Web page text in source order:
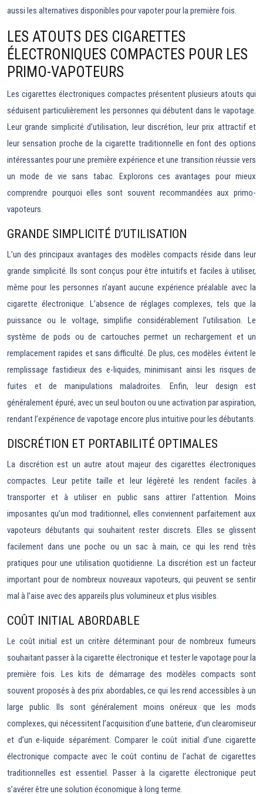
aussi les alternatives disponibles pour vapoter pour la première fois.
LES ATOUTS DES CIGARETTES
ÉLECTRONIQUES COMPACTES POUR LES
PRIMO-VAPOTEURS
Les cigarettes électroniques compactes présentent plusieurs atouts qui
séduisent particulièrement les personnes qui débutent dans le vapotage.
Leur grande simplicité d’utilisation, leur discrétion, leur prix attractif et
leur sensation proche de la cigarette traditionnelle en font des options
intéressantes pour une première expérience et une transition réussie vers
un mode de vie sans tabac. Explorons ces avantages pour mieux
comprendre pourquoi elles sont souvent recommandées aux primo-
vapoteurs.
GRANDE SIMPLICITÉ D’UTILISATION
L’un des principaux avantages des modèles compacts réside dans leur
grande simplicité. Ils sont conçus pour être intuitifs et faciles à utiliser,
même pour les personnes n’ayant aucune expérience préalable avec la
cigarette électronique. L’absence de réglages complexes, tels que la
puissance ou le voltage, simplifie considérablement l’utilisation. Le
système de pods ou de cartouches permet un rechargement et un
remplacement rapides et sans difficulté. De plus, ces modèles évitent le
remplissage fastidieux des e-liquides, minimisant ainsi les risques de
fuites et de manipulations maladroites. Enfin, leur design est
généralement épuré, avec un seul bouton ou une activation par aspiration,
rendant l’expérience de vapotage encore plus intuitive pour les débutants.
DISCRÉTION ET PORTABILITÉ OPTIMALES
La discrétion est un autre atout majeur des cigarettes électroniques
compactes. Leur petite taille et leur légèreté les rendent faciles à
transporter et à utiliser en public sans attirer l’attention. Moins
imposantes qu’un mod traditionnel, elles conviennent parfaitement aux
vapoteurs débutants qui souhaitent rester discrets. Elles se glissent
facilement dans une poche ou un sac à main, ce qui les rend très
pratiques pour une utilisation quotidienne. La discrétion est un facteur
important pour de nombreux nouveaux vapoteurs, qui peuvent se sentir
mal à l’aise avec des appareils plus volumineux et plus visibles.
COÛT INITIAL ABORDABLE
Le coût initial est un critère déterminant pour de nombreux fumeurs
souhaitant passer à la cigarette électronique et tester le vapotage pour la
première fois. Les kits de démarrage des modèles compacts sont
souvent proposés à des prix abordables, ce qui les rend accessibles à un
large public. Ils sont généralement moins onéreux que les mods
complexes, qui nécessitent l’acquisition d’une batterie, d’un clearomiseur
et d’un e-liquide séparément. Comparer le coût initial d’une cigarette
électronique compacte avec le coût continu de l’achat de cigarettes
traditionnelles est essentiel. Passer à la cigarette électronique peut
s’avérer être une solution économique à long terme.